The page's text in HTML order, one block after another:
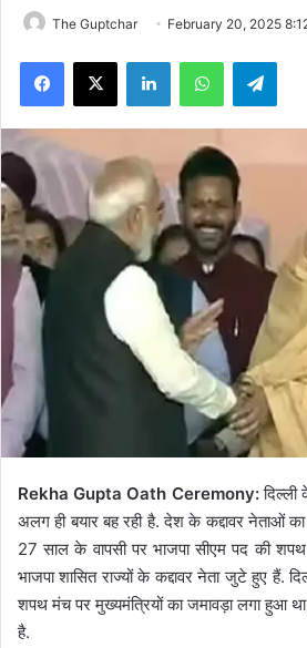
The Guptchar February 20, 2025
Rekha Gupta Oath Ceremony:दिल्ली
अलग ही बयार बह रही है. देश के कद्दावर नेताओं
27 साल के वापसी पर भाजपा सीएम पद की
भाजपा शासित राज्यों के कद्दावर नेता जुटे हुए हैं.
शपथ मंच पर मुख्यमंत्रियों का जमावड़ा लगा हुआ था,
है.